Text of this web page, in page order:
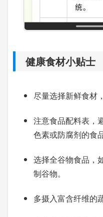
健康食材小贴士
尽量选择新鲜食材
注意食品配料表，
色素或防腐剂的食品
选择全谷物食品，
制谷物。
多摄入富含纤维的